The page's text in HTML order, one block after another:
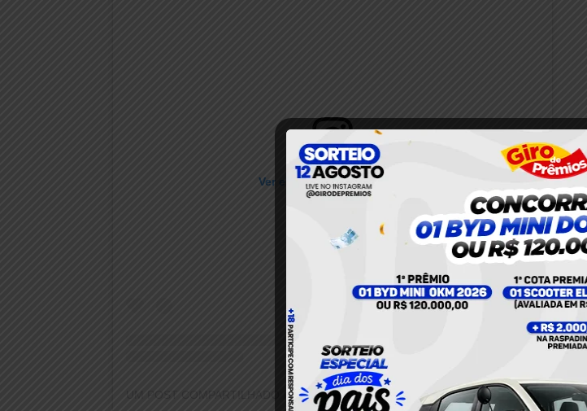
Ver essa foto no Instagram
UM POST COMPARTILHADO POR PLANTÃO 24HORAS NEWS (@PLANTAO24HORASNEWS)